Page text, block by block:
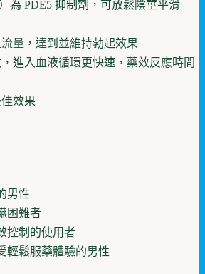
為 PDE5 抑制劑，可放鬆陰莖平滑
量，達到並維持勃起效果
進入血液循環更快速，藥效反應時間
效果
男性
困難者
控制的使用者
輕鬆服藥體驗的男性